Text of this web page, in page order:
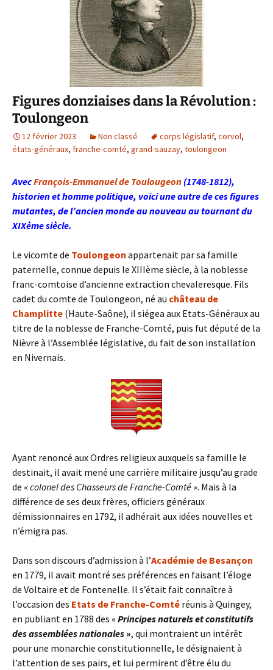
Figures donziaises dans la Révolution :
Toulongeon
12 février 2023 Non classé corps législatif, corvol,
états-généraux, franche-comté, grand-sauzay, toulongeon
AvecFrançois-Emmanuel de Toulougeon (1748-1812),
historien et homme politique, voici une autre de ces figures
mutantes, de l’ancien monde au nouveau au tournant du
XIXème siècle.
Le vicomte de Toulongeon appartenait par sa famille
paternelle, connue depuis le XIIIème siècle, à la noblesse
franc-comtoise d’ancienne extraction chevaleresque. Fils
cadet du comte de Toulongeon, né au château de
Champlitte (Haute-Saône), il siégea aux Etats-Généraux au
titre de la noblesse de Franche-Comté, puis fut député de la
Nièvre à l’Assemblée législative, du fait de son installation
en Nivernais.
Ayant renoncé aux Ordres religieux auxquels sa famille le
destinait, il avait mené une carrière militaire jusqu’au grade
de « colonel des Chasseurs de Franche-Comté ». Mais à la
différence de ses deux frères, officiers généraux
démissionnaires en 1792, il adhérait aux idées nouvelles et
n’émigra pas.
Dans son discours d’admission à l’Académie de Besançon
en 1779, il avait montré ses préférences en faisant l’éloge
de Voltaire et de Fontenelle. Il s’était fait connaître à
l’occasion des Etats de Franche-Comté réunis à Quingey,
en publiant en 1788 des « Principes naturels et constitutifs
des assemblées nationales », qui montraient un intérêt
pour une monarchie constitutionnelle, le désignaient à
l’attention de ses pairs, et lui permirent d’être élu du